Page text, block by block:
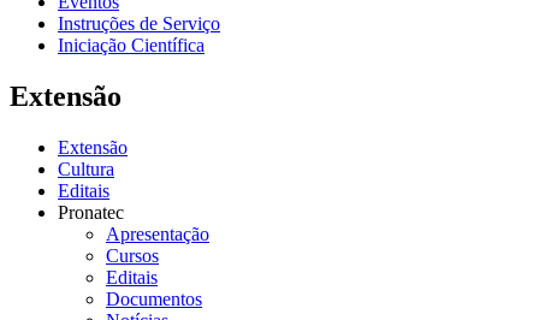
Instruções de Serviço
Iniciação Científica
Extensão
Extensão
Cultura
Editais
Pronatec
Apresentação
Cursos
Editais
Documentos